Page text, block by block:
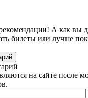
А как вы
билеты или лучше
на сайте после